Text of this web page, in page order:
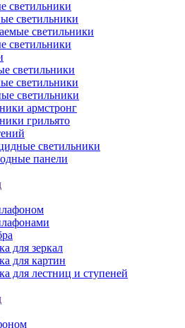
светильники
светильники
светильники
светильники
светильники
светильники
светильники
армстронг
грильято
светильники
панели
для зеркал
для картин
для лестниц и ступеней